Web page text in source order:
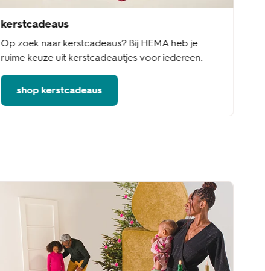
kerstcadeaus
Op zoek naar kerstcadeaus? Bij HEMA heb je
ruime keuze uit kerstcadeautjes voor iedereen.
shop kerstcadeaus